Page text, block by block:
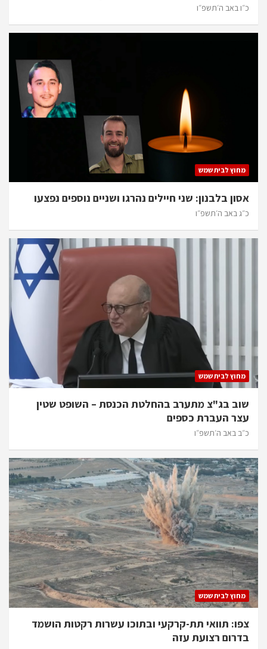
כ״ו באב ה׳תשפ״ו
מחוץ לבית שמש
אסון בלבנון: שני חיילים נהרגו ושניים נוספים נפצעו
כ״ג באב ה׳תשפ״ו
מחוץ לבית שמש
שוב בג"צ מתערב בהחלטת הכנסת – השופט שטין
עצר העברת כספים
כ״ב באב ה׳תשפ״ו
מחוץ לבית שמש
צפו: תוואי תת-קרקעי ובתוכו עשרות רקטות הושמד
בדרום רצועת עזה